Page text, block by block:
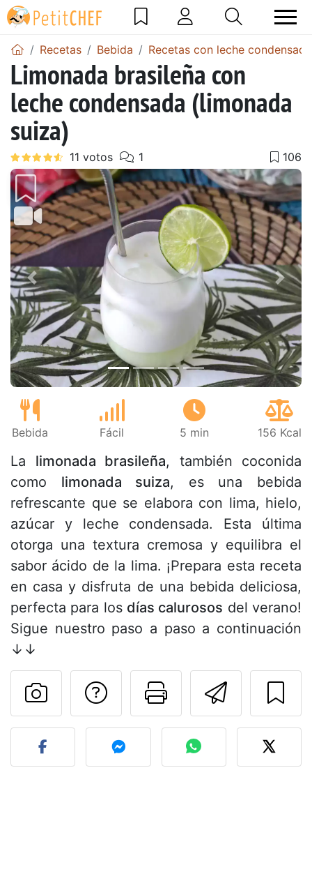
Recetas Bebida Recetas con leche condensada
Limonada brasileña con
leche condensada (limonada
suiza)
Anterior
Bebida Fácil 5 min 156 Kcal
La limonada brasileña, también coconida
como limonada suiza, es una bebida
refrescante que se elabora con lima, hielo,
azúcar y leche condensada. Esta última
otorga una textura cremosa y equilibra el
sabor ácido de la lima. ¡Prepara esta receta
en casa y disfruta de una bebida deliciosa,
perfecta para los días calurosos del verano!
Sigue nuestro paso a paso a continuación
↓↓
Imprimir
Preguntar al autor
Publicar la foto de esta